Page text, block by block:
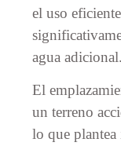
el uso
agua adicional.
El
un terreno
lo que plantea